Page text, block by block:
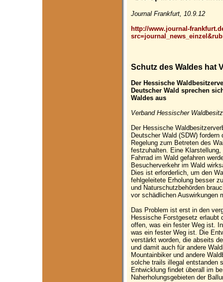
Journal Frankfurt, 10.9.12
http://www.journal-
Schutz des Waldes hat
Der Hessische
Deutscher Wald sprechen
Waldes aus
Verband Hessischer
Der Hessische
Deutscher Wald (SDW)
Regelung zum Betreten des
festzuhalten. Eine
Fahrrad im Wald gefahren
Besucherverkehr im Wald
Dies ist erforderlich, um den
fehlgeleitete Erholung besser
und Naturschutzbehörden
vor schädlichen Auswirkungen
Das Problem ist erst in den
Hessische Forstgesetz erlaubt
offen, was ein fester Weg ist.
was ein fester Weg ist. Die
verstärkt worden, die abseits
und damit auch für andere
Mountainbiker und andere
solche trails illegal entstanden
Entwicklung findet überall im
Naherholungsgebieten der